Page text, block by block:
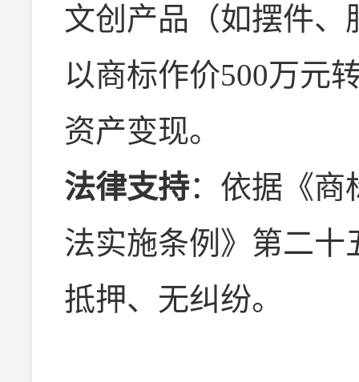
文创产品（如摆件
以商标作价500万元
资产变现。
法律支持：依据《商
法实施条例》第二十
抵押、无纠纷。